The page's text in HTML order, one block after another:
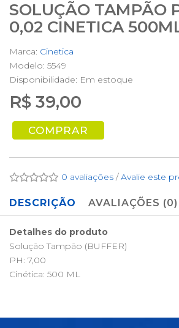
SOLUÇÃO TAMPÃO
0,02 CINETICA
Marca: Cinetica
Modelo: 5549
Disponibilidade: Em estoque
R$ 39,00
COMPRAR
0 avaliações /Avalie este
DESCRIÇÃO AVALIAÇÕES (0)
Detalhes do produto
Solução Tampão (BUFFER)
PH: 7,00
Cinética: 500 ML